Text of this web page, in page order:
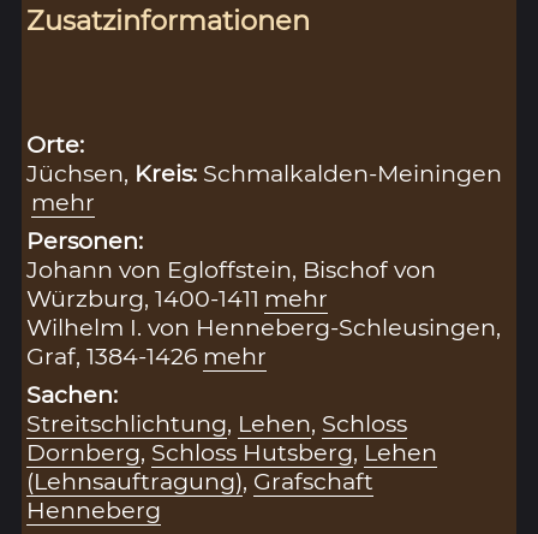
Zusatzinformationen
Orte:
Jüchsen, Kreis: Schmalkalden-Meiningen
mehr
Personen:
Johann von Egloffstein, Bischof von
Würzburg, 1400-1411 mehr
Wilhelm I. von Henneberg-Schleusingen,
Graf, 1384-1426 mehr
Sachen:
Streitschlichtung, Lehen, Schloss
Dornberg, Schloss Hutsberg, Lehen
(Lehnsauftragung), Grafschaft
Henneberg